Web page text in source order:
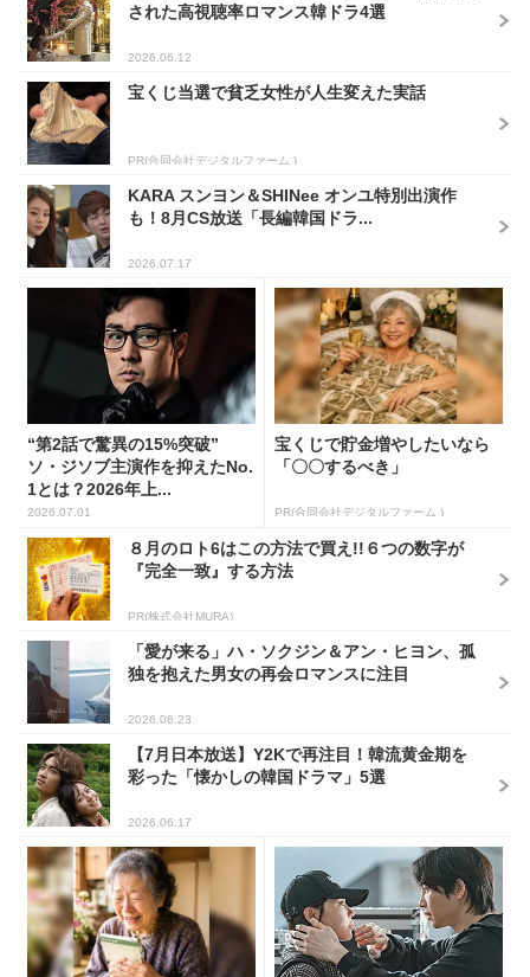
された高視聴率ロマンス韓ドラ4選
2026.06.12
宝くじ当選で貧乏女性が人生変えた実話
PR(合同会社デジタルファーム )
KARA スンヨン＆SHINee オンユ特別出演作
も！8月CS放送「長編韓国ドラ...
2026.07.17
“第2話で驚異の15%突破”
ソ・ジソブ主演作を抑えたNo.
1とは？2026年上...
2026.07.01
宝くじで貯金増やしたいなら
「〇〇するべき」
PR(合同会社デジタルファーム )
８月のロト6はこの方法で買え!!６つの数字が
『完全一致』する方法
PR(株式会社MURA)
「愛が来る」ハ・ソクジン＆アン・ヒヨン、孤
独を抱えた男女の再会ロマンスに注目
2026.06.23
【7月日本放送】Y2Kで再注目！韓流黄金期を
彩った「懐かしの韓国ドラマ」5選
2026.06.17